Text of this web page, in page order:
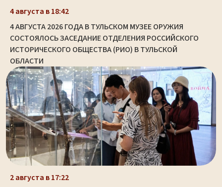
4 августа в 18:42
4 АВГУСТА 2026 ГОДА В ТУЛЬСКОМ МУЗЕЕ ОРУЖИЯ
СОСТОЯЛОСЬ ЗАСЕДАНИЕ ОТДЕЛЕНИЯ РОССИЙСКОГО
ИСТОРИЧЕСКОГО ОБЩЕСТВА (РИО) В ТУЛЬСКОЙ
ОБЛАСТИ
2 августа в 17:22